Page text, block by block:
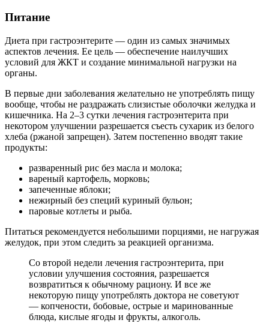
Питание
Диета при гастроэнтерите — один из самых значимых
аспектов лечения. Ее цель — обеспечение наилучших
условий для ЖКТ и создание минимальной нагрузки на
органы.
В первые дни заболевания желательно не употреблять пищу
вообще, чтобы не раздражать слизистые оболочки желудка и
кишечника. На 2–3 сутки лечения гастроэнтерита при
некотором улучшении разрешается съесть сухарик из белого
хлеба (ржаной запрещен). Затем постепенно вводят такие
продукты:
разваренный рис без масла и молока;
вареный картофель, морковь;
запеченные яблоки;
нежирный без специй куриный бульон;
паровые котлеты и рыба.
Питаться рекомендуется небольшими порциями, не нагружая
желудок, при этом следить за реакцией организма.
Со второй недели лечения гастроэнтерита, при
условии улучшения состояния, разрешается
возвратиться к обычному рациону. И все же
некоторую пищу употреблять доктора не советуют
— копчености, бобовые, острые и маринованные
блюда, кислые ягоды и фрукты, алкоголь.